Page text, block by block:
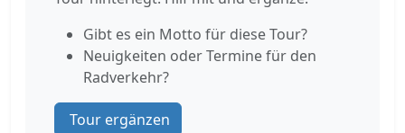
Gibt es ein Motto für diese Tour?
Neuigkeiten oder Termine für den
Radverkehr?
Tour ergänzen